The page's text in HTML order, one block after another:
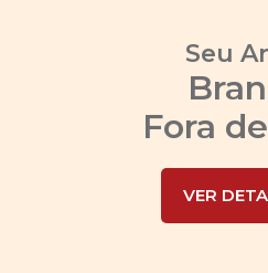
Seu
Fora
VER